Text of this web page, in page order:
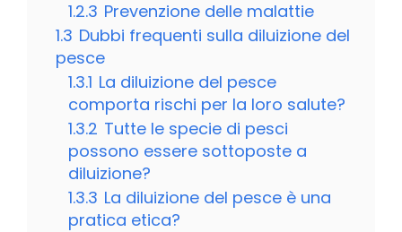
1.2.3 Prevenzione delle malattie
1.3 Dubbi frequenti sulla diluizione del
pesce
1.3.1 La diluizione del pesce
comporta rischi per la loro salute?
1.3.2 Tutte le specie di pesci
possono essere sottoposte a
diluizione?
1.3.3 La diluizione del pesce è una
pratica etica?